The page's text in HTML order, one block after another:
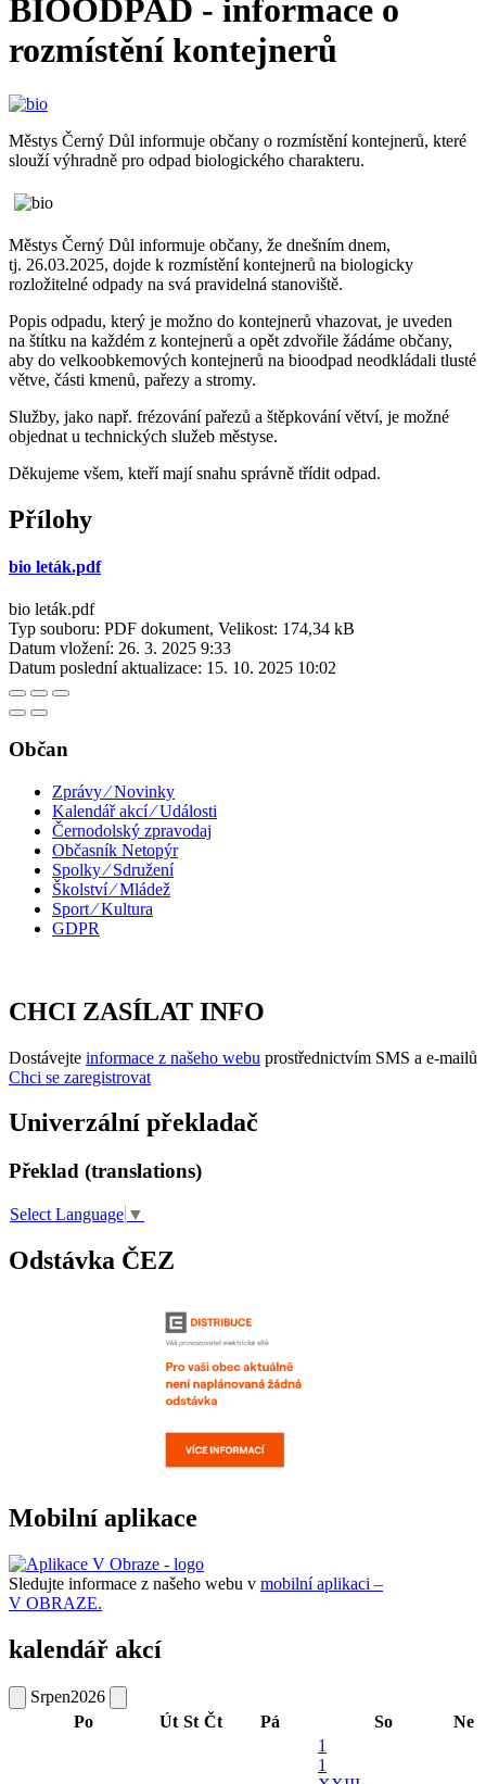
BIOODPAD - informace o
rozmístění kontejnerů
Městys Černý Důl informuje občany o rozmístění kontejnerů, které
slouží výhradně pro odpad biologického charakteru.
Městys Černý Důl informuje občany, že dnešním dnem,
tj. 26.03.2025, dojde k rozmístění kontejnerů na biologicky
rozložitelné odpady na svá pravidelná stanoviště.
Popis odpadu, který je možno do kontejnerů vhazovat, je uveden
na štítku na každém z kontejnerů a opět zdvořile žádáme občany,
aby do velkoobkemových kontejnerů na bioodpad neodkládali tlusté
větve, části kmenů, pařezy a stromy.
Služby, jako např. frézování pařezů a štěpkování větví, je možné
objednat u technických služeb městyse.
Děkujeme všem, kteří mají snahu správně třídit odpad.
Přílohy
bio leták.pdf
bio leták.pdf
Typ souboru: PDF dokument, Velikost: 174,34 kB
Datum vložení: 26. 3. 2025 9:33
Datum poslední aktualizace: 15. 10. 2025 10:02
Občan
Zprávy ⁄ Novinky
Kalendář akcí ⁄ Události
Černodolský zpravodaj
Občasník Netopýr
Spolky ⁄ Sdružení
Školství ⁄ Mládež
Sport ⁄ Kultura
GDPR
CHCI ZASÍLAT INFO
Dostávejte informace z našeho webu prostřednictvím SMS a e-mailů
Chci se zaregistrovat
Univerzální překladač
Překlad (translations)
Select Language ▼
Odstávka ČEZ
Mobilní aplikace
Sledujte informace z našeho webu v mobilní aplikaci –
V OBRAZE.
kalendář akcí
Srpen2026
Po
Út St Čt Pá So Ne
1
1